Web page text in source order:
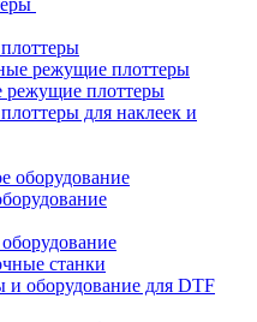
режущие плоттеры
режущие плоттеры
для наклеек и
оборудование
станки
и оборудование для DTF